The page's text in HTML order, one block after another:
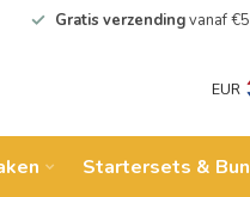
Gratis verzendingvanaf
EUR
Startersets &